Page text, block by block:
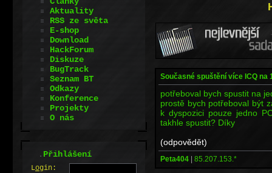
Současné spuštění více ICQ na
potřeboval bych spustit na
prostě bych potřeboval být
k dyspozici pouze jedno
takhle spustit? Díky
(odpovědět)
Peta404 | 85.207.153.*
Aktuality
RSS ze světa
E-shop
Download
HackForum
Diskuze
BugTrack
Seznam BT
Odkazy
Konference
Projekty
O nás
.Přihlášení
Login: